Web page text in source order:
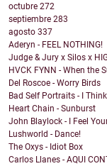
octubre 272
septiembre 283
agosto 337
Aderyn - FEEL NOTHING!
Judge & Jury x Silos x
HVCK FYNN - When the
Del Roscoe - Worry Birds
Bad Self Portraits - I
Heart Chain - Sunburst
John Blaylock - I Feel
Lushworld - Dance!
The Oxys - Idiot Box
Carlos Llanes - AQUI